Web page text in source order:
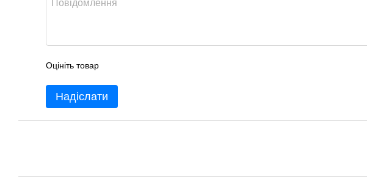
Оцініть товар
Надіслати